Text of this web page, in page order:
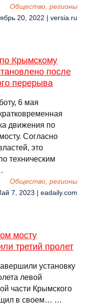
Общество, регионы
20, 2022 | versia.ru
Крымскому
после
перерыва
6 мая
движения по
Согласно
это
техническим
Общество, регионы
7, 2023 | eadaily.com
мосту
третий пролет
установку
левой
части Крымского
в своем… …